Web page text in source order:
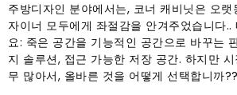
주방디자인 분야에서는, 코너 캐비닛은 오
자이너 모두에게 좌절감을 안겨주었습니다..
요: 죽은 공간을 기능적인 공간으로 바꾸는
지 솔루션, 접근 가능한 저장 공간. 하지만
무 많아서, 올바른 것을 어떻게 선택합니까??